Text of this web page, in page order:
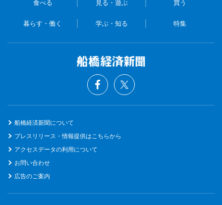
食べる 見る・遊ぶ 買う
暮らす・働く 学ぶ・知る 特集
船橋経済新聞について
プレスリリース・情報提供はこちらから
アクセスデータの利用について
お問い合わせ
広告のご案内